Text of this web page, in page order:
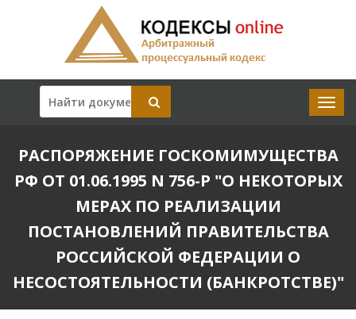
РАСПОРЯЖЕНИЕ ГОСКОМИМУЩЕСТВА
РФ ОТ 01.06.1995 N 756-Р "О НЕКОТОРЫХ
МЕРАХ ПО РЕАЛИЗАЦИИ
ПОСТАНОВЛЕНИЙ ПРАВИТЕЛЬСТВА
РОССИЙСКОЙ ФЕДЕРАЦИИ О
НЕСОСТОЯТЕЛЬНОСТИ (БАНКРОТСТВЕ)"